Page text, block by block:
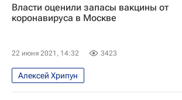
Москва
Здоровье - Общество
Коронавирус в России
Власти оценили запасы вакцины от
коронавируса в Москве
22 июня 2021, 14:32 3423
Алексей Хрипун
Распространение коронавируса